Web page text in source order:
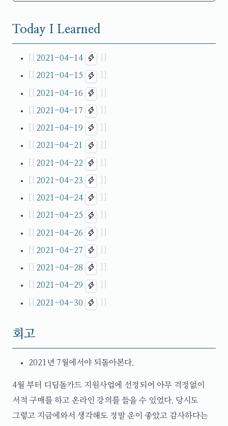
Today I Learned
2021-04-14
2021-04-15
2021-04-16
2021-04-17
2021-04-19
2021-04-21
2021-04-22
2021-04-23
2021-04-24
2021-04-25
2021-04-26
2021-04-27
2021-04-28
2021-04-29
2021-04-30
회고
2021년 7월에서야 되돌아본다.
4월 부터 디딤돌카드 지원사업에 선정되어 아무 걱정없이
서적 구매를 하고 온라인 강의를 들을 수 있었다. 당시도
그렇고 지금에와서 생각해도 정말 운이 좋았고 감사하다는